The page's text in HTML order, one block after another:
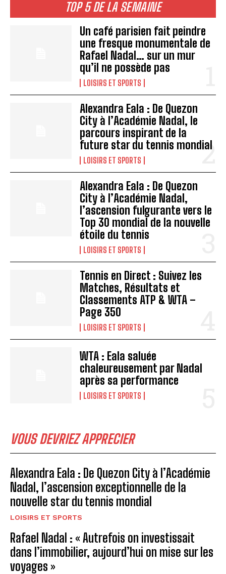
TOP 5 DE LA SEMAINE
Un café parisien fait peindre
une fresque monumentale de
Rafael Nadal… sur un mur
qu’il ne possède pas
LOISIRS ET SPORTS
Alexandra Eala : De Quezon
City à l’Académie Nadal, le
parcours inspirant de la
future star du tennis mondial
LOISIRS ET SPORTS
Alexandra Eala : De Quezon
City à l’Académie Nadal,
l’ascension fulgurante vers le
Top 30 mondial de la nouvelle
étoile du tennis
LOISIRS ET SPORTS
Tennis en Direct : Suivez les
Matches, Résultats et
Classements ATP & WTA –
Page 350
LOISIRS ET SPORTS
WTA : Eala saluée
chaleureusement par Nadal
après sa performance
LOISIRS ET SPORTS
VOUS DEVRIEZ APPRECIER
Alexandra Eala : De Quezon City à l’Académie
Nadal, l’ascension exceptionnelle de la
nouvelle star du tennis mondial
LOISIRS ET SPORTS
Rafael Nadal : « Autrefois on investissait
dans l’immobilier, aujourd’hui on mise sur les
voyages »